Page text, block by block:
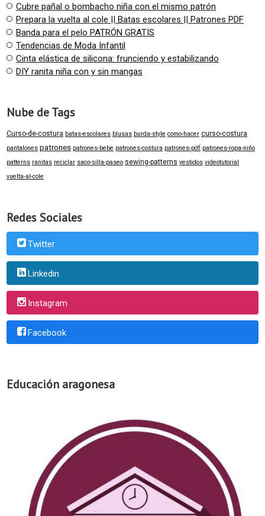
Cubre pañal o bombacho niña con el mismo patrón
Prepara la vuelta al cole || Batas escolares || Patrones PDF
Banda para el pelo PATRÓN GRATIS
Tendencias de Moda Infantil
Cinta elástica de silicona: frunciendo y estabilizando
DIY ranita niña con y sin mangas
Nube de Tags
Curso-de-costura batas-escolares blusas burda-style como-hacer curso-costura
pantalones patrones patrones-bebe patrones-costura patrones-pdf patrones-ropa-niño
patterns ranitas reciclar saco-silla-paseo sewing-patterns vestidos videotutorial
vuelta-al-cole
Redes Sociales
Twitter
Linkedin
Instagram
Facebook
Educación aragonesa